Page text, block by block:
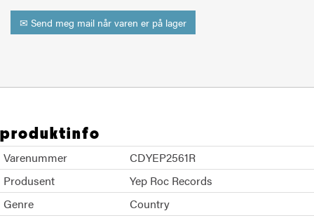
✉ Send meg mail når varen er på lager
produktinfo
Varenummer
CDYEP2561R
Produsent
Yep Roc Records
Genre
Country